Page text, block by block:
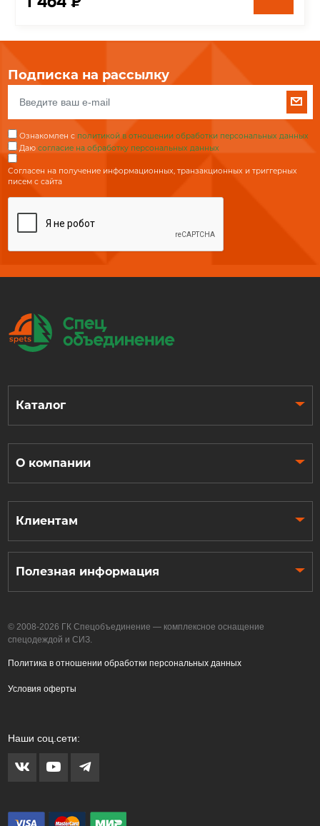
Подписка на рассылку
Ознакомлен с политикой в отношении обработки персональных данных
Даю согласие на обработку персональных данных
Согласен на получение информационных, транзакционных и триггерных
писем с сайта
Каталог
О компании
Клиентам
Полезная информация
© 2008-2026 ГК Спецобъединение — комплексное оснащение
спецодеждой и СИЗ.
Политика в отношении обработки персональных данных
Условия оферты
Наши соц.сети: